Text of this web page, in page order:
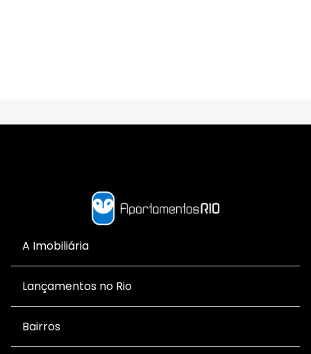
A Imobiliária
Lançamentos no Rio
Bairros